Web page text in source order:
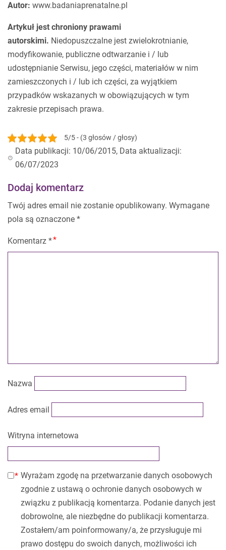
Autor: www.badaniaprenatalne.pl
Artykuł jest chroniony prawami
autorskimi. Niedopuszczalne jest zwielokrotnianie,
modyfikowanie, publiczne odtwarzanie i / lub
udostępnianie Serwisu, jego części, materiałów w nim
zamieszczonych i / lub ich części, za wyjątkiem
przypadków wskazanych w obowiązujących w tym
zakresie przepisach prawa.
5/5 - (3 głosów / głosy)
Data publikacji: 10/06/2015, Data aktualizacji:
06/07/2023
Dodaj komentarz
Twój adres email nie zostanie opublikowany. Wymagane
pola są oznaczone *
Komentarz *
Nazwa
Adres email
Witryna internetowa
Wyrażam zgodę na przetwarzanie danych osobowych
zgodnie z ustawą o ochronie danych osobowych w
związku z publikacją komentarza. Podanie danych jest
dobrowolne, ale niezbędne do publikacji komentarza.
Zostałem/am poinformowany/a, że przysługuje mi
prawo dostępu do swoich danych, możliwości ich